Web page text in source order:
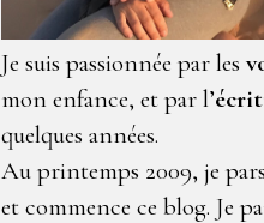
Je suis passionnée par les
mon enfance, et par l’
quelques années.
Au printemps 2009, je
et commence ce blog. Je